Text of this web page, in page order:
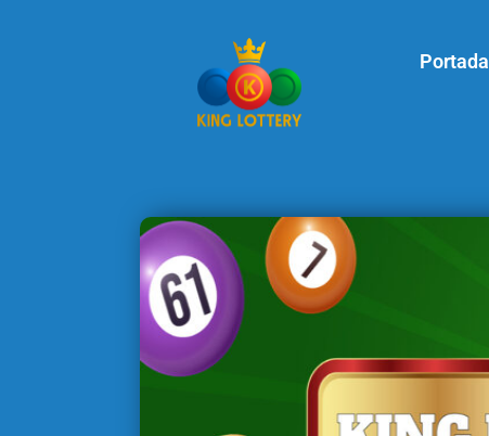
Portada